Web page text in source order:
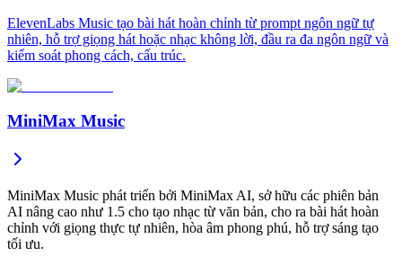
ElevenLabs Music tạo bài hát hoàn chỉnh từ prompt ngôn ngữ tự
nhiên, hỗ trợ giọng hát hoặc nhạc không lời, đầu ra đa ngôn ngữ và
kiểm soát phong cách, cấu trúc.
MiniMax Music
MiniMax Music phát triển bởi MiniMax AI, sở hữu các phiên bản
AI nâng cao như 1.5 cho tạo nhạc từ văn bản, cho ra bài hát hoàn
chỉnh với giọng thực tự nhiên, hòa âm phong phú, hỗ trợ sáng tạo
tối ưu.